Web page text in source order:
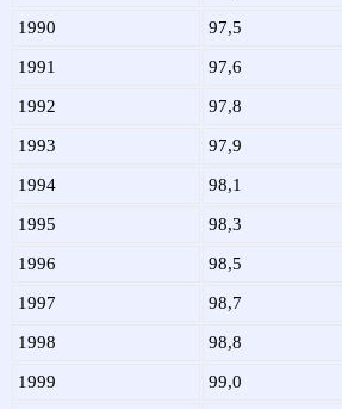
1990 97,5
1991 97,6
1992 97,8
1993 97,9
1994 98,1
1995 98,3
1996 98,5
1997 98,7
1998 98,8
1999 99,0